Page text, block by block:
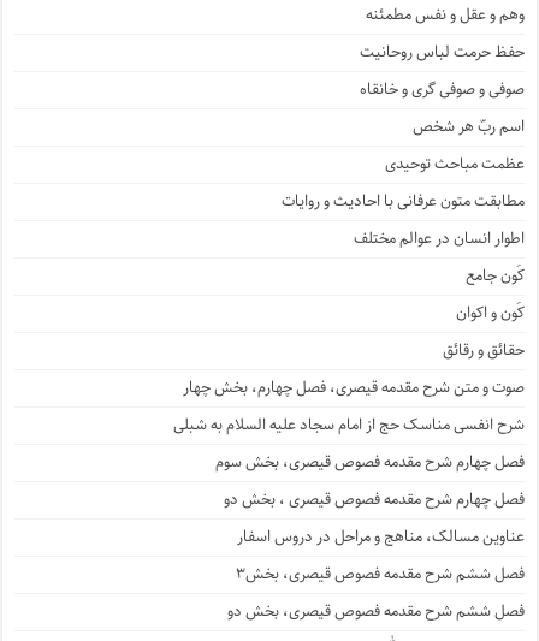
وهم و عقل و نفس مطمئنه
حفظ حرمت لباس روحانیت
صوفی و صوفی گری و خانقاه
اسم ربّ هر شخص
عظمت مباحث توحیدی
مطابقت متون عرفانی با احادیث و روایات
اطوار انسان در عوالم مختلف
کَون جامع
کَون و اکوان
حقائق و رقائق
صوت و متن شرح مقدمه قیصری، فصل چهارم، بخش چهار
شرح انفسی مناسک حج از امام سجاد علیه السلام به شبلی
فصل چهارم شرح مقدمه فصوص قیصری، بخش سوم
فصل چهارم شرح مقدمه فصوص قیصری ، بخش دو
عناوین مسالک، مناهج و مراحل در دروس اسفار
فصل ششم شرح مقدمه فصوص قیصری، بخش۳
فصل ششم شرح مقدمه فصوص قیصری، بخش دو